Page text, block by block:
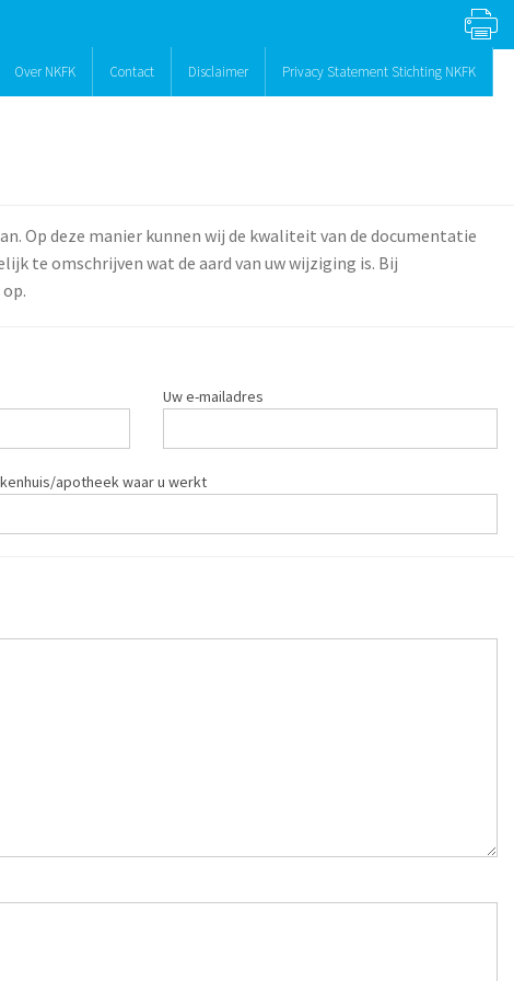
Over NKFK Contact Disclaimer Privacy Statement Stichting NKFK
Op deze manier kunnen wij de kwaliteit van de documentatie
te omschrijven wat de aard van uw wijziging is. Bij
Uw e-mailadres
apotheek waar u werkt